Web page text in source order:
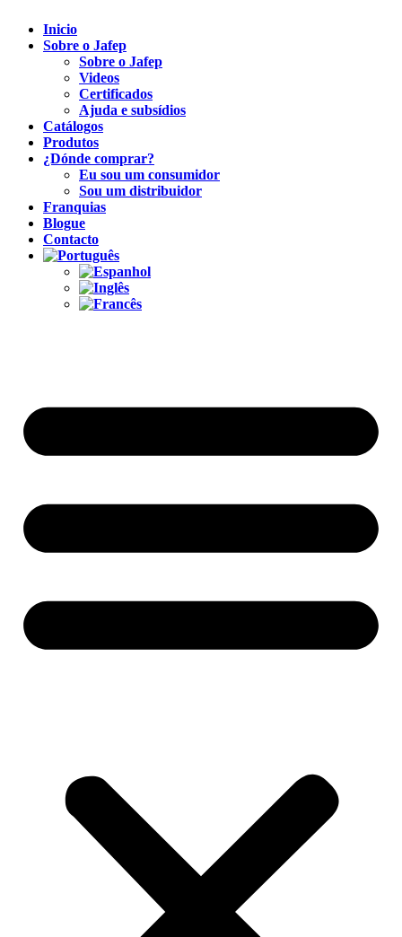
Inicio
Sobre o Jafep
Sobre o Jafep
Videos
Certificados
Ajuda e subsídios
Catálogos
Produtos
¿Dónde comprar?
Eu sou um consumidor
Sou um distribuidor
Franquias
Blogue
Contacto